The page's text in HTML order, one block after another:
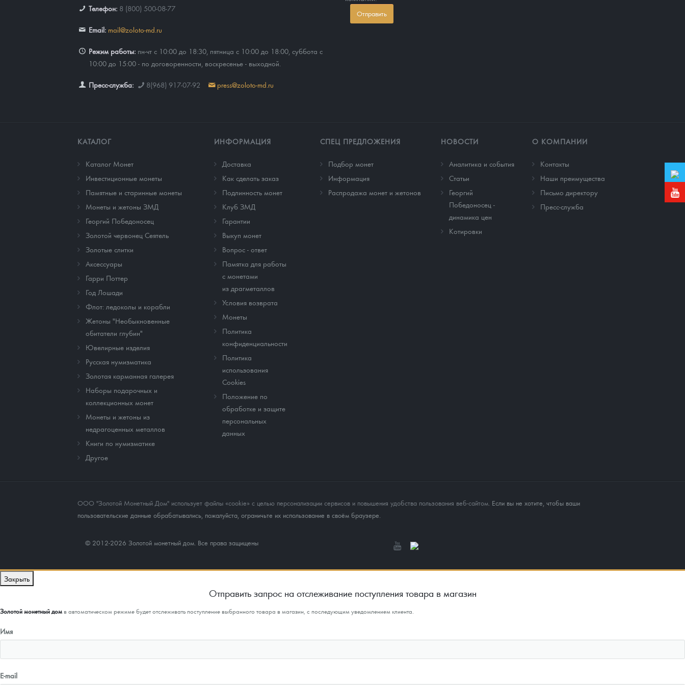
Книги по нумизматике
Телефон: 8 (800) 500-08-77
Email: mail@zoloto-md.ru
Режим работы: пн-чт с 10:00 до 18:30, пятница с 10:00 до 18:00, суббота с
10:00 до 15:00 - по договоренности, воскресенье - выходной.
Пресс-служба: 8(968) 917-07-92 press@zoloto-md.ru
Отправить
КАТАЛОГ
Каталог Монет
Инвестиционные монеты
Памятные и старинные монеты
Монеты и жетоны ЗМД
Георгий Победоносец
Золотой червонец Сеятель
Золотые слитки
Аксессуары
Гарри Поттер
Год Лошади
Флот: ледоколы и корабли
Жетоны "Необыкновенные
обитатели глубин"
Ювелирные изделия
Русская нумизматика
Золотая карманная галерея
Наборы подарочных и
коллекционных монет
Монеты и жетоны из
недрагоценных металлов
Книги по нумизматике
Другое
ИНФОРМАЦИЯ
Доставка
Как сделать заказ
Подлинность монет
Клуб ЗМД
Гарантии
Выкуп монет
Вопрос - ответ
Памятка для работы
с монетами
из драгметаллов
Условия возврата
Монеты
Политика
конфиденциальности
Политика
использования
Cookies
Положение по
обработке и защите
персональных
данных
СПЕЦ ПРЕДЛОЖЕНИЯ
Подбор монет
Информация
Распродажа монет и жетонов
НОВОСТИ
Аналитика и события
Cтатьи
Георгий
Победоносец -
динамика цен
Котировки
О КОМПАНИИ
Контакты
Наши преимущества
Письмо директору
Пресс-служба
ООО "Золотой Монетный Дом" использует файлы «cookie» с целью персонализации сервисов и повышения удобства пользования веб-сайтом. Если вы не хотите, чтобы ваши
пользовательские данные обрабатывались, пожалуйста, ограничьте их использование в своём браузере.
© 2012-2026 Золотой монетный дом. Все права защищены
Закрыть
Отправить запрос на отслеживание поступления товара в магазин
Золотой монетный домв автоматическом режиме будет отслеживать поступление выбранного товара в магазин, с последующим уведомлением клиента.
Имя
E-mail